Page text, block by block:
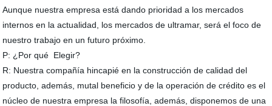
Aunque nuestra empresa está dando prioridad a los mercados
internos en la actualidad, los mercados de ultramar, será el foco de
nuestro trabajo en un futuro próximo.
P: ¿Por qué Elegir?
R: Nuestra compañía hincapié en la construcción de calidad del
producto, además, mutal beneficio y de la operación de crédito es el
núcleo de nuestra empresa la filosofía, además, disponemos de una